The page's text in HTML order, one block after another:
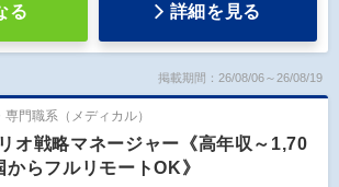
る 詳細を見る
掲載期間：26/08/06～26/08/19
門職系（メディカル）
オ戦略マネージャー《高年収～1,70
らフルリモートOK》